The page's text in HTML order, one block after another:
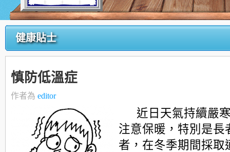
健康貼士
慎防低溫症
作者為 editor
近日天氣持續嚴
注意保暖，特別是長
者，在冬季期間採取